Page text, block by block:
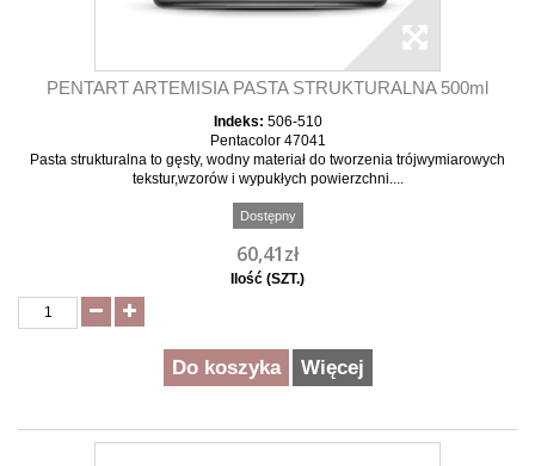
PENTART ARTEMISIA PASTA STRUKTURALNA 500ml
Indeks: 506-510
Pentacolor 47041
Pasta strukturalna to gęsty, wodny materiał do tworzenia trójwymiarowych
tekstur,wzorów i wypukłych powierzchni....
Dostępny
60,41zł
Ilość (SZT.)
Do koszyka Więcej